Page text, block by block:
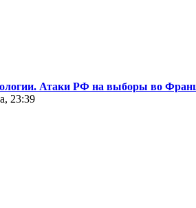
Атаки РФ на выборы во
23:39